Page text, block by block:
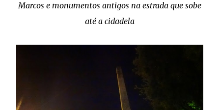
Marcos e monumentos antigos na estrada que sobe
até a cidadela